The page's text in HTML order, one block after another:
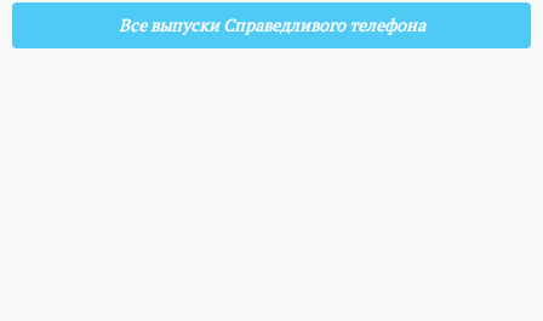
Все выпуски Справедливого телефона